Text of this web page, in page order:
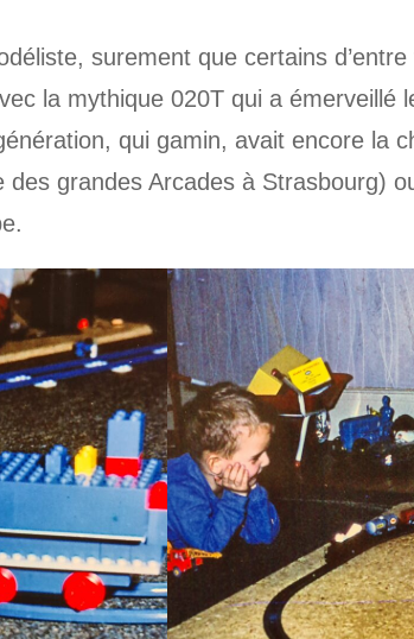
surement que certains
la mythique 020T qui a émerveillé
qui gamin, avait encore la
des grandes Arcades à Strasbourg)